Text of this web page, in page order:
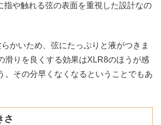
指や触れる弦の表面を重視した設計なの
かいため、弦にたっぷりと液がつきま
滑りを良くする効果はXLR8のほうが感
。その分早くなくなるということでもあ
さ